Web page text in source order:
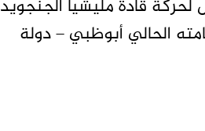
قادة مليشيا الجنجويد
الحالي أبوظبي – دولة